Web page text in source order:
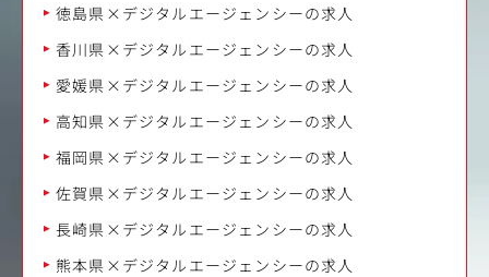
徳島県×デジタルエージェンシーの求人
香川県×デジタルエージェンシーの求人
愛媛県×デジタルエージェンシーの求人
高知県×デジタルエージェンシーの求人
福岡県×デジタルエージェンシーの求人
佐賀県×デジタルエージェンシーの求人
長崎県×デジタルエージェンシーの求人
熊本県×デジタルエージェンシーの求人